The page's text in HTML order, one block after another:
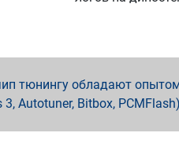
тюнингу обладают
Autotuner, Bitbox,